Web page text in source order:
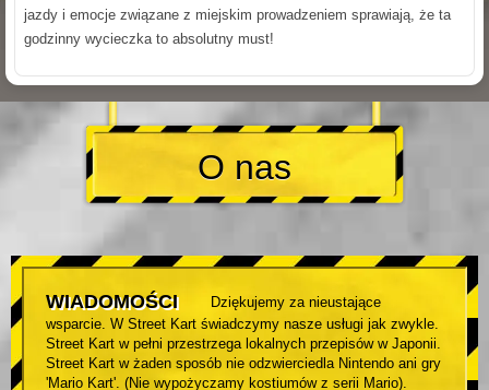
jazdy i emocje związane z miejskim prowadzeniem sprawiają, że ta
godzinny wycieczka to absolutny must!
O nas
WIADOMOŚCI
Dziękujemy za nieustające
wsparcie. W Street Kart świadczymy nasze usługi jak zwykle.
Street Kart w pełni przestrzega lokalnych przepisów w Japonii.
Street Kart w żaden sposób nie odzwierciedla Nintendo ani gry
'Mario Kart'. (Nie wypożyczamy kostiumów z serii Mario).